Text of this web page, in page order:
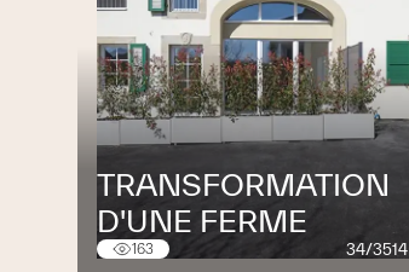
TRANSFORMATION
D'UNE FERME
163 34/3514